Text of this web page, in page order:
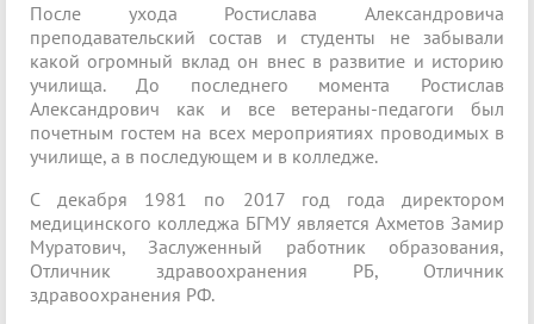
После ухода Ростислава Александровича
преподавательский состав и студенты не забывали
какой огромный вклад он внес в развитие и историю
училища. До последнего момента Ростислав
Александрович как и все ветераны-педагоги был
почетным гостем на всех мероприятиях проводимых в
училище, а в последующем и в колледже.
С декабря 1981 по 2017 год года директором
медицинского колледжа БГМУ является Ахметов Замир
Муратович, Заслуженный работник образования,
Отличник здравоохранения РБ, Отличник
здравоохранения РФ.